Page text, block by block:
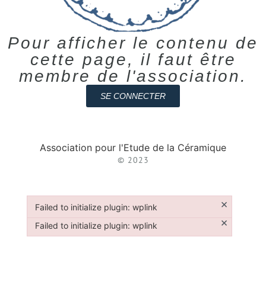
Pour afficher le contenu de
cette page, il faut être
membre de l'association.
SE CONNECTER
Association pour l'Etude de la Céramique
© 2023
Failed to initialize plugin: wplink ×
Failed to initialize plugin: wplink
Failed to initialize plugin: wplink ×